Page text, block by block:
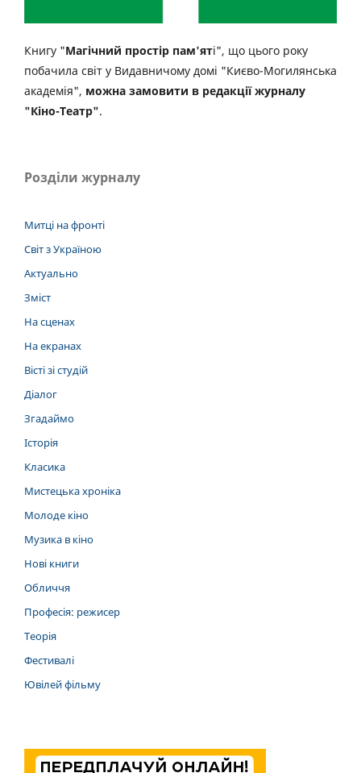
Книгу "Магічний простір пам'яті", що цього року
побачила світ у Видавничому домі "Києво-Могилянська
академія", можна замовити в редакції журналу
"Кіно-Театр".
Розділи журналу
Митці на фронті
Світ з Україною
Актуально
Зміст
На сценах
На екранах
Вісті зі студій
Діалог
Згадаймо
Історія
Класика
Мистецька хроніка
Молоде кіно
Музика в кіно
Нові книги
Обличчя
Професія: режисер
Теорія
Фестивалі
Ювілей фільму